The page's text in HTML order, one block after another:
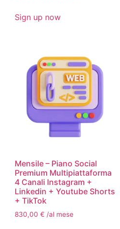
Sign up now
Mensile – Piano Social
Premium Multipiattaforma
4 Canali Instagram +
Linkedin + Youtube Shorts
+ TikTok
830,00 € /al mese